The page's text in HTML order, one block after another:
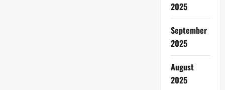
2025
September
2025
August
2025